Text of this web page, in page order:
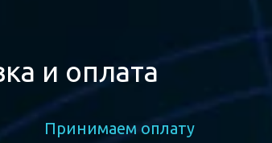
и оплата
Принимаем оплату